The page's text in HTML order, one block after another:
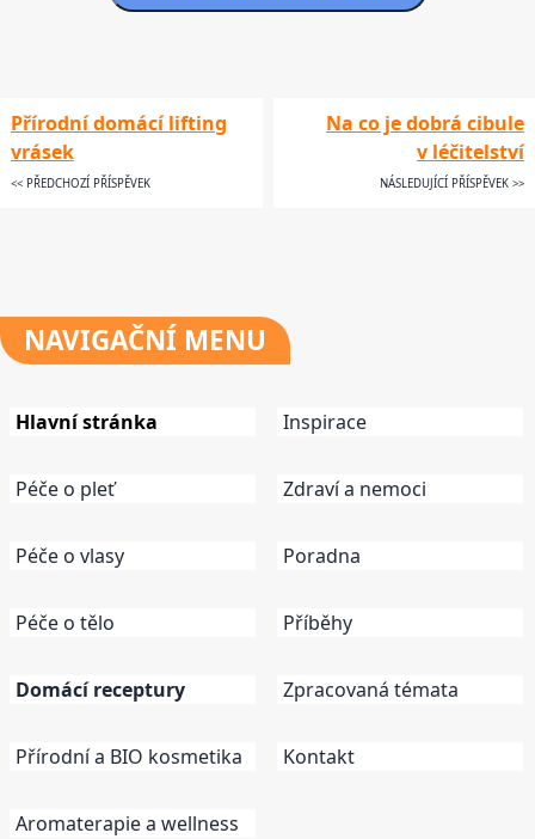
Přírodní domácí lifting
vrásek
<< PŘEDCHOZÍ PŘÍSPĚVEK
Na co je dobrá cibule
v léčitelství
NÁSLEDUJÍCÍ PŘÍSPĚVEK >>
NAVIGAČNÍ MENU
Hlavní stránka
Péče o pleť
Péče o vlasy
Péče o tělo
Domácí receptury
Přírodní a BIO kosmetika
Aromaterapie a wellness
Inspirace
Zdraví a nemoci
Poradna
Příběhy
Zpracovaná témata
Kontakt